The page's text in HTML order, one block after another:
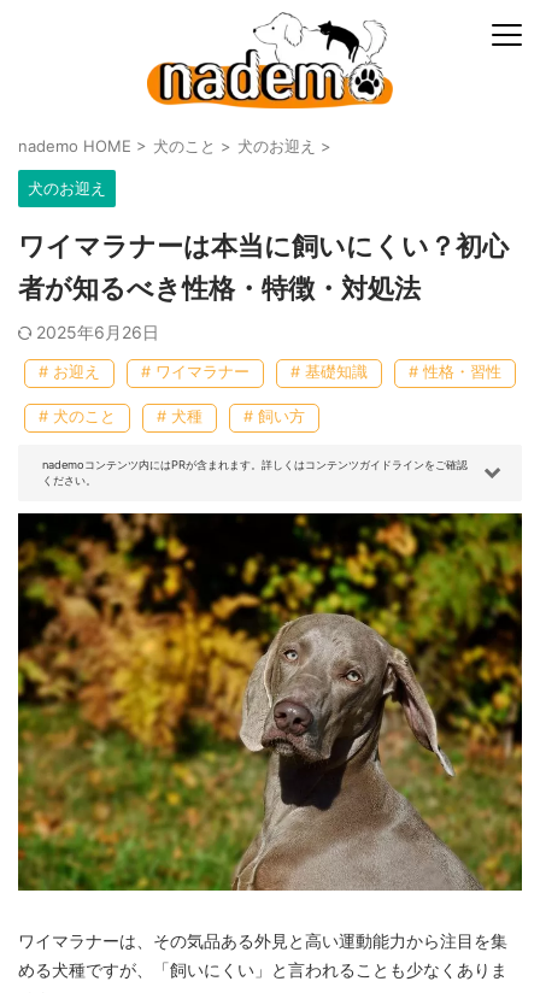
nademo HOME > 犬のこと > 犬のお迎え >
犬のお迎え
ワイマラナーは本当に飼いにくい？初心
者が知るべき性格・特徴・対処法
2025年6月26日
# お迎え # ワイマラナー # 基礎知識 # 性格・習性
# 犬のこと # 犬種 # 飼い方
nademoコンテンツ内にはPRが含まれます。詳しくはコンテンツガイドラインをご確認
ください。
ワイマラナーは、その気品ある外見と高い運動能力から注目を集
める犬種ですが、「飼いにくい」と言われることも少なくありま